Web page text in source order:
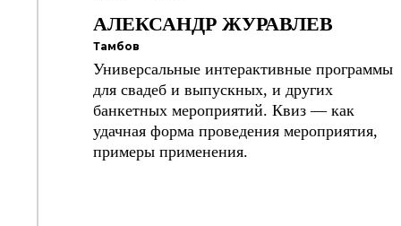
АЛЕКСАНДР ЖУРАВЛЕВ
Тамбов
Универсальные интерактивные программы
для свадеб и выпускных, и других
банкетных мероприятий. Квиз — как
удачная форма проведения мероприятия,
примеры применения.